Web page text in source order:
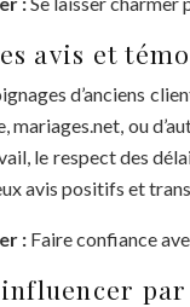
avis et
d’anciens
mariages.net, ou
le respect des
avis positifs et
: Faire confiance